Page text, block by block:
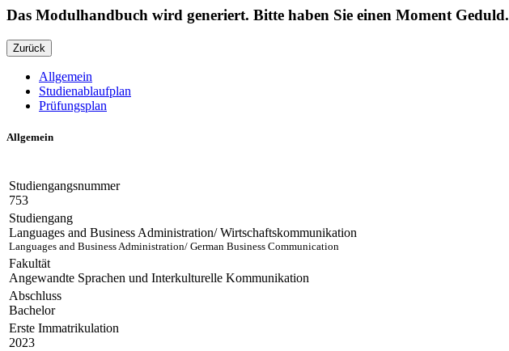
Das Modulhandbuch wird generiert. Bitte haben Sie einen Moment Geduld.
Zurück
Allgemein
Studienablaufplan
Prüfungsplan
Allgemein
Studiengangsnummer
753
Studiengang
Languages and Business Administration/ Wirtschaftskommunikation
Languages and Business Administration/ German Business Communication
Fakultät
Angewandte Sprachen und Interkulturelle Kommunikation
Abschluss
Bachelor
Erste Immatrikulation
2023